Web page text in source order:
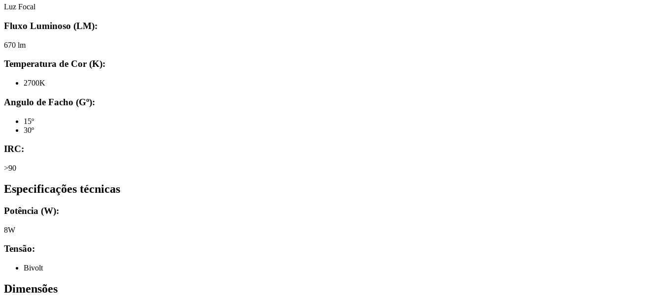
Luz Focal
Fluxo Luminoso (LM):
670 lm
Temperatura de Cor (K):
2700K
Angulo de Facho (Gº):
15º
30º
IRC:
>90
Especificações técnicas
Potência (W):
8W
Tensão:
Bivolt
Dimensões